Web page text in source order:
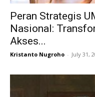
Peran Strategis
Nasional:
Akses...
Kristanto Nugroho - July 31,